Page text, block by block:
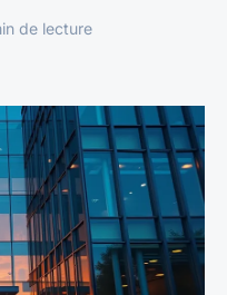
de lecture